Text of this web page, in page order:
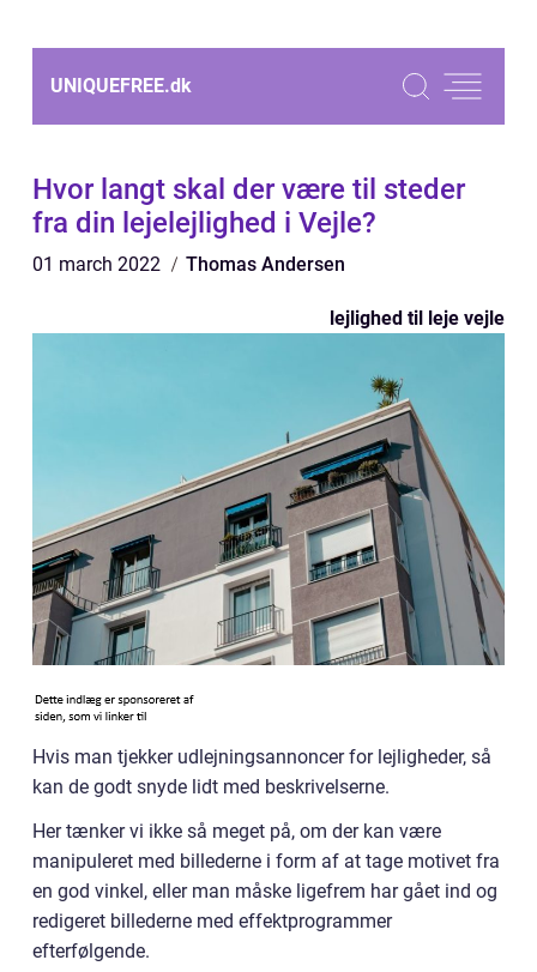
UNIQUEFREE.dk
Hvor langt skal der være til steder
fra din lejelejlighed i Vejle?
01 march 2022 Thomas Andersen
lejlighed til leje vejle
Hvis man tjekker udlejningsannoncer for lejligheder, så
kan de godt snyde lidt med beskrivelserne.
Her tænker vi ikke så meget på, om der kan være
manipuleret med billederne i form af at tage motivet fra
en god vinkel, eller man måske ligefrem har gået ind og
redigeret billederne med effektprogrammer
efterfølgende.